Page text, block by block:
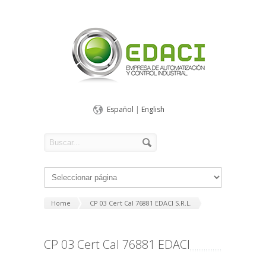
Español | English
Home CP 03 Cert Cal 76881 EDACI S.R.L.
CP 03 Cert Cal 76881 EDACI